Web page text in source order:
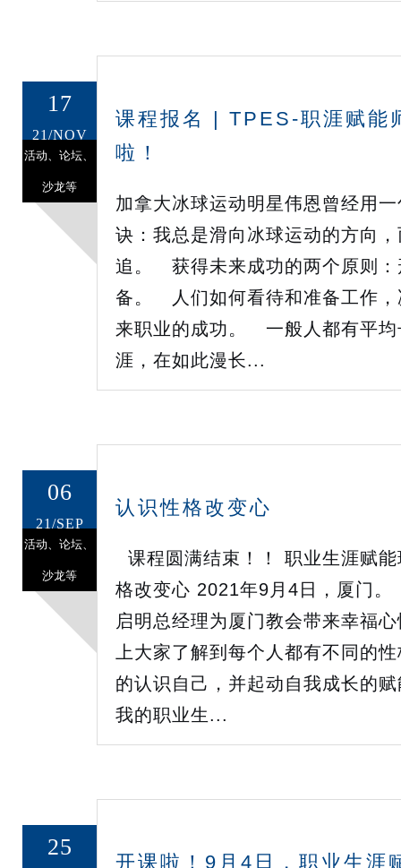
17
21/NOV
活动、论坛、
沙龙等
课程报名 | TPES-职涯赋能
啦！
加拿大冰球运动明星伟恩曾经用
诀：我总是滑向冰球运动的方向
追。 获得未来成功的两个原则：
备。 人们如何看待和准备工作，
来职业的成功。 一般人都有平
涯，在如此漫长...
06
21/SEP
活动、论坛、
沙龙等
认识性格改变心
课程圆满结束！！ 职业生涯赋
格改变心 2021年9月4日，厦门
启明总经理为厦门教会带来幸福
上大家了解到每个人都有不同的
的认识自己，并起动自我成长的
我的职业生...
25
开课啦！9月4日，职业生